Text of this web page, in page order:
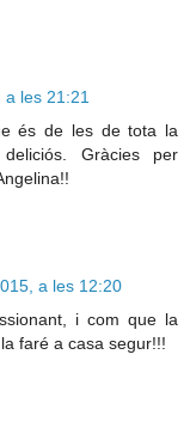
les 21:21
és de les de tota la
Gràcies per
a les 12:20
i com que la
faré a casa segur!!!